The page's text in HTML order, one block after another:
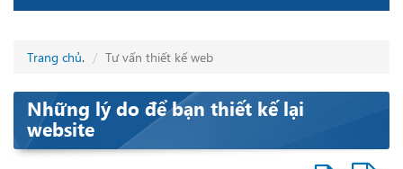
Trang chủ. Tư vấn thiết kế web
Những lý do để bạn thiết kế lại
website